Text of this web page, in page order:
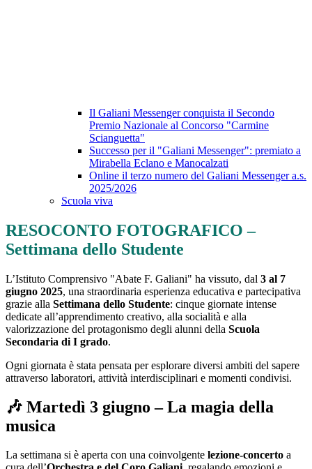
Il Galiani Messenger conquista il Secondo
Premio Nazionale al Concorso "Carmine
Scianguetta"
Successo per il "Galiani Messenger": premiato a
Mirabella Eclano e Manocalzati
Online il terzo numero del Galiani Messenger a.s.
2025/2026
Scuola viva
RESOCONTO FOTOGRAFICO –
Settimana dello Studente
L’Istituto Comprensivo "Abate F. Galiani" ha vissuto, dal 3 al 7
giugno 2025, una straordinaria esperienza educativa e partecipativa
grazie alla Settimana dello Studente: cinque giornate intense
dedicate all’apprendimento creativo, alla socialità e alla
valorizzazione del protagonismo degli alunni della Scuola
Secondaria di I grado.
Ogni giornata è stata pensata per esplorare diversi ambiti del sapere
attraverso laboratori, attività interdisciplinari e momenti condivisi.
🎶 Martedì 3 giugno – La magia della
musica
La settimana si è aperta con una coinvolgente lezione-concerto a